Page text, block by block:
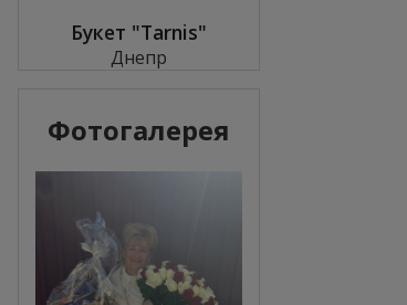
Букет "Tarnis"
Днепр
Фотогалерея